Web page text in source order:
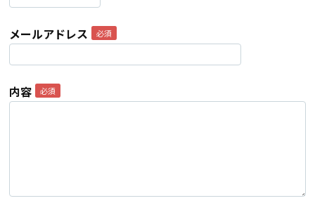
メールアドレス
内容